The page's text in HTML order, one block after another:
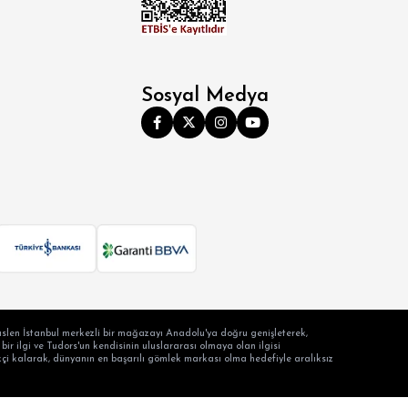
Sosyal Medya
İstanbul merkezli bir mağazayı Anadolu'ya doğru genişleterek,
ilgi ve Tudors'un kendisinin uluslararası olmaya olan ilgisi
dünyanın en başarılı gömlek markası olma hedefiyle aralıksız